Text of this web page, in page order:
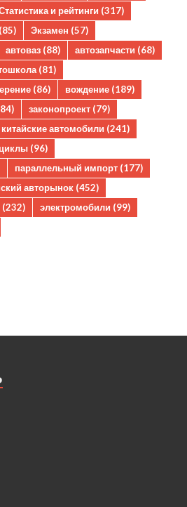
и рейтинги (317)
(85) Экзамен (57)
автоваз (88) автозапчасти (68)
(81)
(86) вождение (189)
законопроект (79)
китайские автомобили (241)
(96)
параллельный импорт (177)
авторынок (452)
(232) электромобили (99)